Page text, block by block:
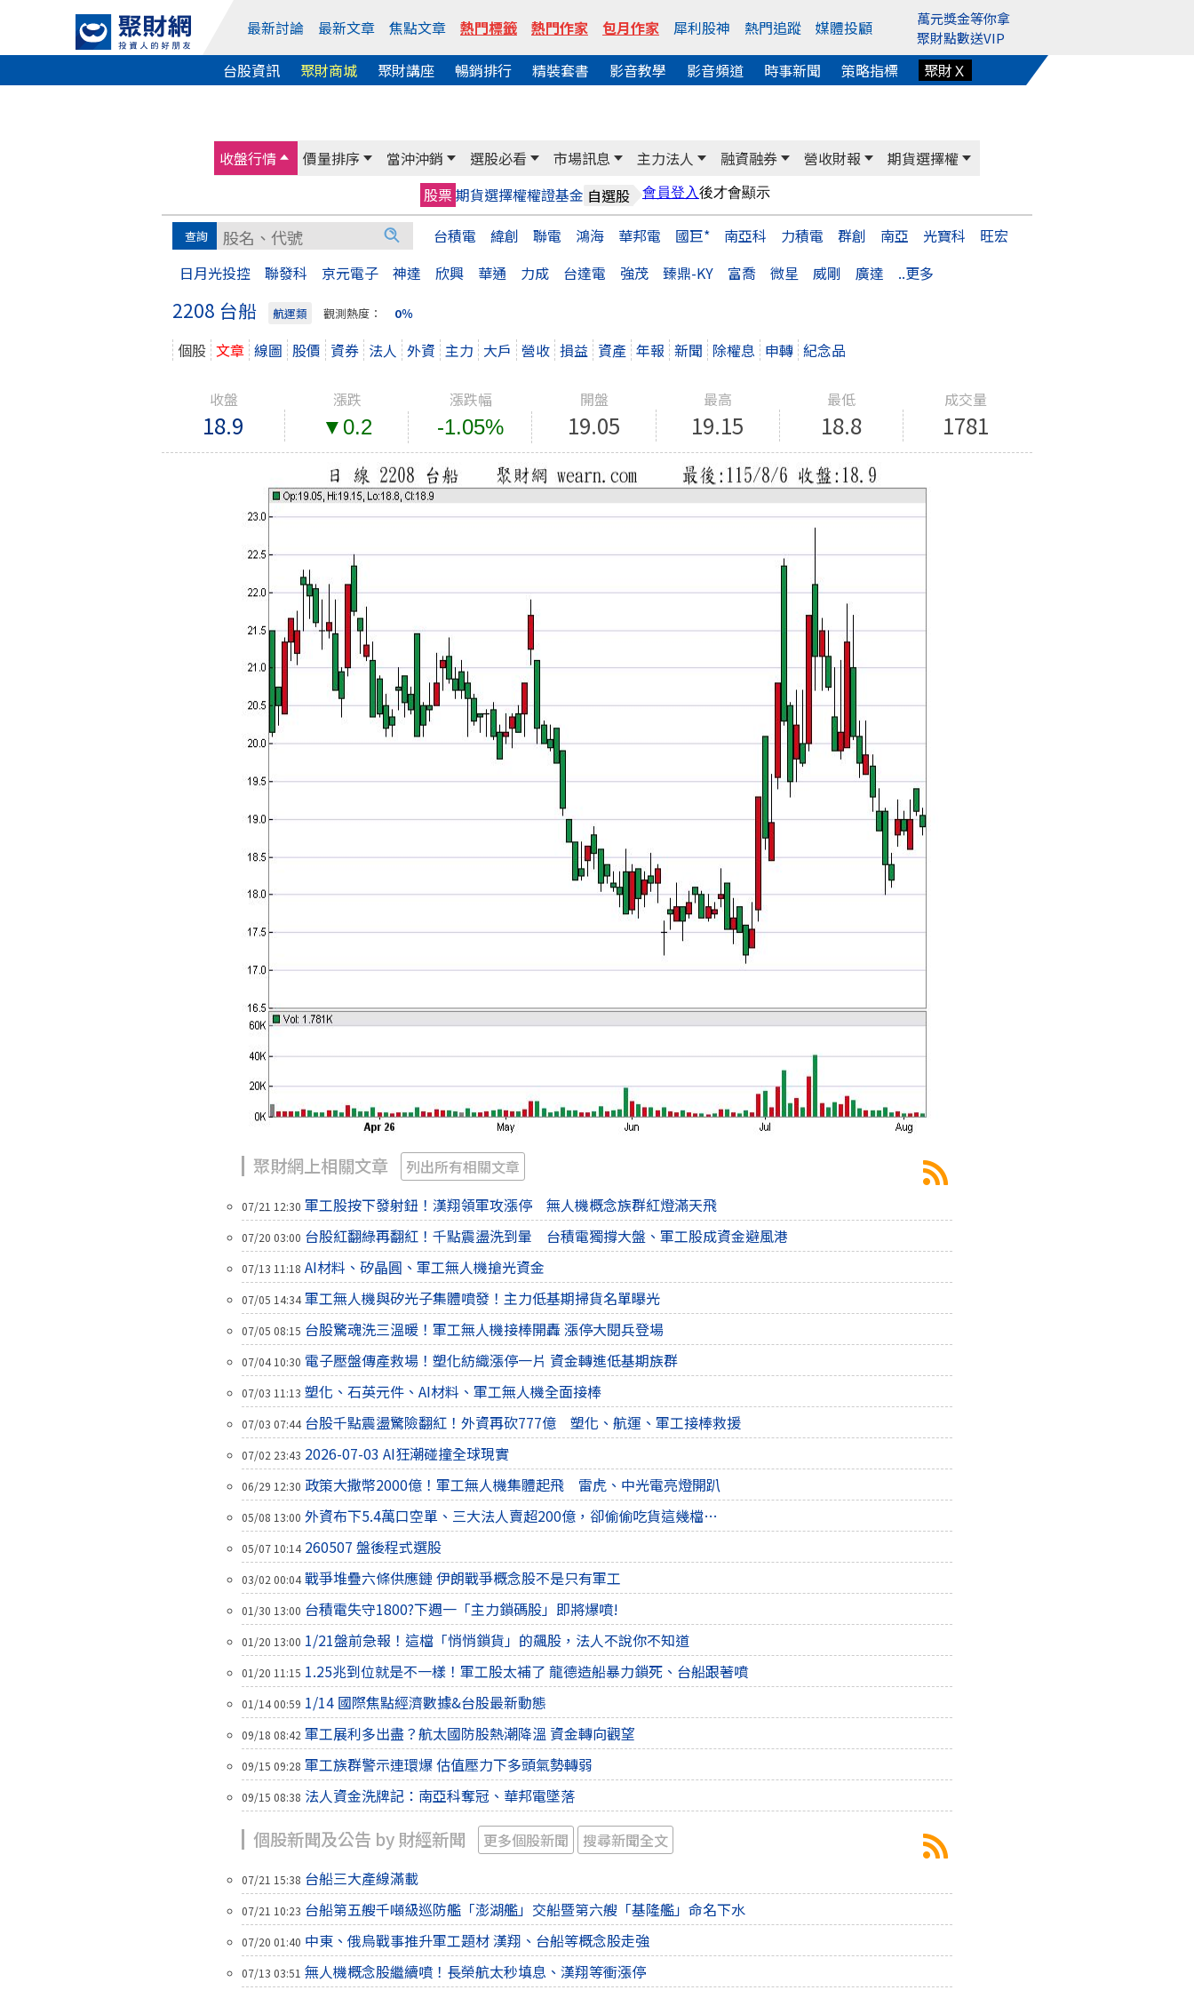
最新討論 最新文章 焦點文章 熱門標籤 熱門作家 包月作家 犀利股神 熱門追蹤 媒體投顧
萬元獎金等你拿
聚財點數送VIP
台股資訊 聚財商城 聚財講座 暢銷排行 精裝套書 影音教學 影音頻道 時事新聞 策略指標 聚財Ｘ
收盤行情 價量排序 當沖沖銷 選股必看 市場訊息 主力法人 融資融券 營收財報
期貨選擇權
股票期貨選擇權權證基金 自選股
台積電
緯創 聯電 鴻海 華邦電 國巨* 南亞科 力積電 群創 南亞 光寶科
旺宏
日月光投控
聯發科 京元電子 神達 欣興 華通 力成 台達電 強茂 臻鼎-KY 富喬 微星 威剛 廣達 ..更多
2208 台船 航運類 觀測熱度： 0％
個股 文章 線圖 股價 資券 法人 外資 主力 大戶 營收 損益 資產 年報 新聞 除權息 申轉 紀念品
收盤 漲跌 漲跌幅 開盤 最高 最低 成交量
18.9 ▼0.2 -1.05% 19.05 19.15 18.8 1781
聚財網上相關文章 列出所有相關文章
07/21 12:30 軍工股按下發射鈕！漢翔領軍攻漲停 無人機概念族群紅燈滿天飛
07/20 03:00 台股紅翻綠再翻紅！千點震盪洗到暈 台積電獨撐大盤、軍工股成資金避風港
07/13 11:18 AI材料、矽晶圓、軍工無人機搶光資金
07/05 14:34 軍工無人機與矽光子集體噴發！主力低基期掃貨名單曝光
07/05 08:15 台股驚魂洗三溫暖！軍工無人機接棒開轟 漲停大閱兵登場
07/04 10:30 電子壓盤傳產救場！塑化紡織漲停一片 資金轉進低基期族群
07/03 11:13 塑化、石英元件、AI材料、軍工無人機全面接棒
07/03 07:44 台股千點震盪驚險翻紅！外資再砍777億 塑化、航運、軍工接棒救援
07/02 23:43 2026-07-03 AI狂潮碰撞全球現實
06/29 12:30 政策大撒幣2000億！軍工無人機集體起飛 雷虎、中光電亮燈開趴
05/08 13:00 外資布下5.4萬口空單、三大法人賣超200億，卻偷偷吃貨這幾檔…
05/07 10:14 260507 盤後程式選股
03/02 00:04 戰爭堆疊六條供應鏈 伊朗戰爭概念股不是只有軍工
01/30 13:00 台積電失守1800?下週一「主力鎖碼股」即將爆噴!
01/20 13:00 1/21盤前急報！這檔「悄悄鎖貨」的飆股，法人不說你不知道
01/20 11:15 1.25兆到位就是不一樣！軍工股太補了 龍德造船暴力鎖死、台船跟著噴
01/14 00:59 1/14 國際焦點經濟數據&台股最新動態
09/18 08:42 軍工展利多出盡？航太國防股熱潮降溫 資金轉向觀望
09/15 09:28 軍工族群警示連環爆 估值壓力下多頭氣勢轉弱
09/15 08:38 法人資金洗牌記：南亞科奪冠、華邦電墜落
個股新聞及公告 by 財經新聞 更多個股新聞 搜尋新聞全文
07/21 15:38 台船三大產線滿載
07/21 10:23 台船第五艘千噸級巡防艦「澎湖艦」交船暨第六艘「基隆艦」命名下水
07/20 01:40 中東、俄烏戰事推升軍工題材 漢翔、台船等概念股走強
07/13 03:51 無人機概念股繼續噴！長榮航太秒填息、漢翔等衝漲停